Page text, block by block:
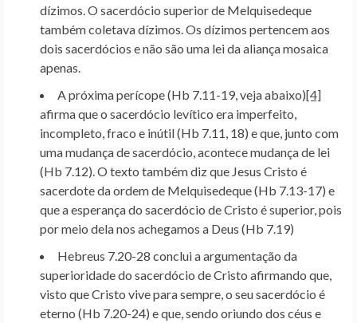
dízimos. O sacerdócio superior de Melquisedeque
também coletava dízimos. Os dízimos pertencem aos
dois sacerdócios e não são uma lei da aliança mosaica
apenas.
A próxima perícope (Hb 7.11-19, veja abaixo)[4]
afirma que o sacerdócio levítico era imperfeito,
incompleto, fraco e inútil (Hb 7.11, 18) e que, junto com
uma mudança de sacerdócio, acontece mudança de lei
(Hb 7.12). O texto também diz que Jesus Cristo é
sacerdote da ordem de Melquisedeque (Hb 7.13-17) e
que a esperança do sacerdócio de Cristo é superior, pois
por meio dela nos achegamos a Deus (Hb 7.19)
Hebreus 7.20-28 conclui a argumentação da
superioridade do sacerdócio de Cristo afirmando que,
visto que Cristo vive para sempre, o seu sacerdócio é
eterno (Hb 7.20-24) e que, sendo oriundo dos céus e